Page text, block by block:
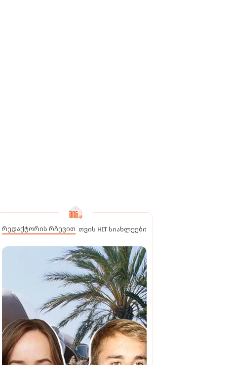
რედაქტორის რჩევით თვის HIT სიახლეები